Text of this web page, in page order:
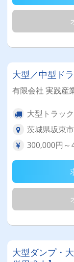
大型／中型ド
有限会社 実践産
大型トラッ
茨城県坂東市
300,000円～
大型ダンプ・